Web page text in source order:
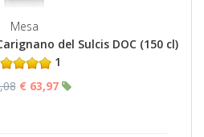
Mesa
del Sulcis DOC (150 cl)
1
€ 63,97